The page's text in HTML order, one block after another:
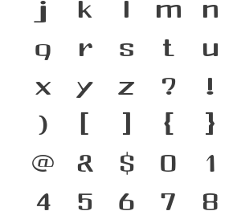
j k l m n
q r s t u
x y z ? !
) [ ] { }
@ & $ 0 1